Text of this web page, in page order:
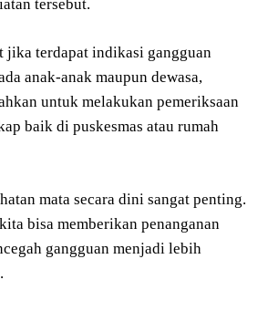
tersebut.
jika terdapat indikasi gangguan
anak-anak maupun dewasa,
untuk melakukan pemeriksaan
baik di puskesmas atau rumah
mata secara dini sangat penting.
bisa memberikan penanganan
gangguan menjadi lebih